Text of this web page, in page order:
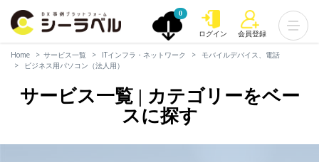
0
ログイン 会員登録
Home サービス一覧 ITインフラ・ネットワーク
モバイルデバイス、電話
ビジネス用パソコン（法人用）
サービス一覧 | カテゴリーをベー
スに探す